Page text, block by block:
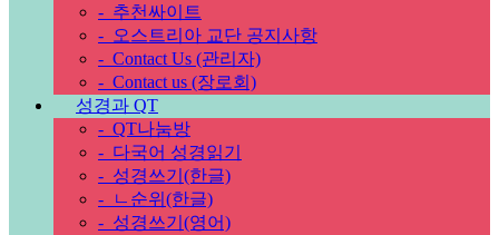
- 추천싸이트
- 오스트리아 교단 공지사항
- Contact Us (관리자)
- Contact us (장로회)
성경과 QT
- QT나눔방
- 다국어 성경읽기
- 성경쓰기(한글)
-
ㄴ순위(한글)
- 성경쓰기(영어)